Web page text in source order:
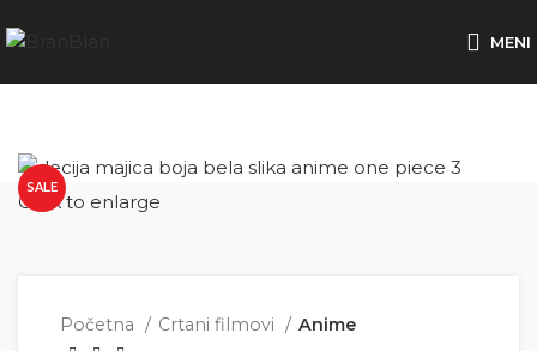
MENI
SALE
Click to enlarge
Početna Crtani filmovi Anime